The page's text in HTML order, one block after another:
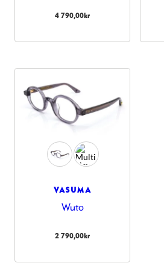
4 790,00kr
VASUMA
Wuto
2 790,00kr